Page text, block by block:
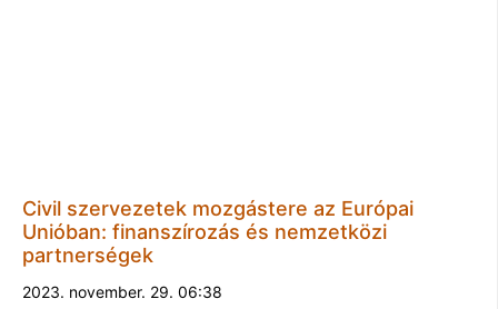
Civil szervezetek mozgástere az Európai
Unióban: finanszírozás és nemzetközi
partnerségek
2023. november. 29. 06:38